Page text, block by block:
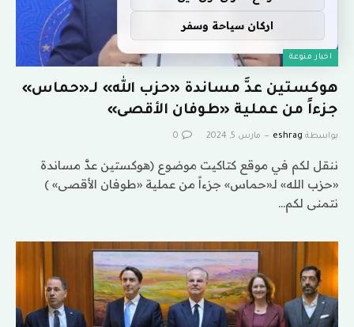
اخبار منوعة
هوكستين عدَّ مساندة «حزب الله» لـ«حماس»
جزءاً من عملية «طوفان الأقصى»
بواسطة eshrag مارس 5, 2024 0
ننقل لكم في موقع كتاكيت موضوع (هوكستين عدَّ مساندة
«حزب الله» لـ«حماس» جزءاً من عملية «طوفان الأقصى» )
نتمنى لكم…
اركان سياحة وسفر